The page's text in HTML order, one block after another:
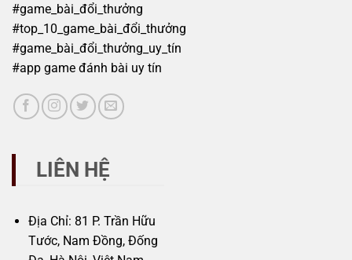
#game_bài_đổi_thưởng
#top_10_game_bài_đổi_thưởng
#game_bài_đổi_thưởng_uy_tín
#app game đánh bài uy tín
LIÊN HỆ
Địa Chỉ: 81 P. Trần Hữu
Tước, Nam Đồng, Đống